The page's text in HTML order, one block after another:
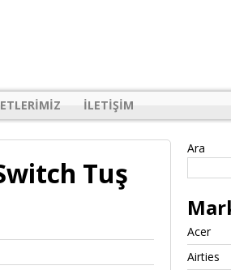
İLETIŞIM
Tuş
Ara
Acer
Airties